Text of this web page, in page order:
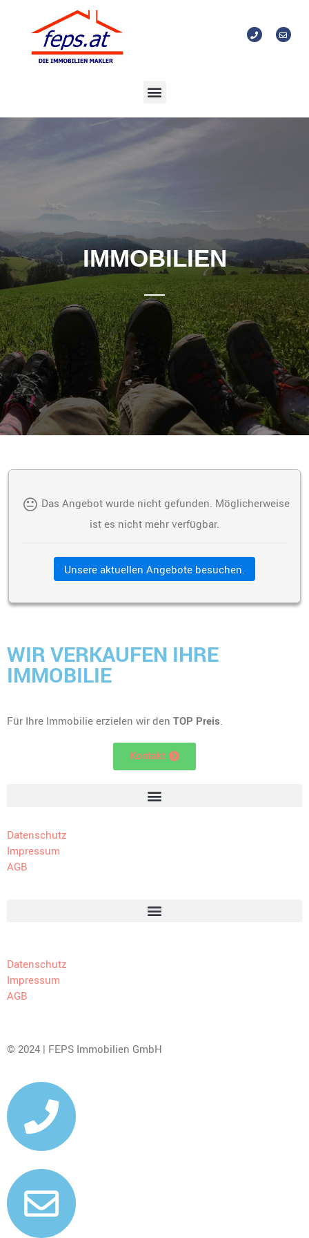
IMMOBILIEN
Das Angebot wurde nicht gefunden. Möglicherweise
ist es nicht mehr verfügbar.
Unsere aktuellen Angebote besuchen.
WIR VERKAUFEN IHRE
IMMOBILIE
Für Ihre Immobilie erzielen wir den TOP Preis.
Kontakt
Datenschutz
Impressum
AGB
Datenschutz
Impressum
AGB
© 2024 | FEPS Immobilien GmbH